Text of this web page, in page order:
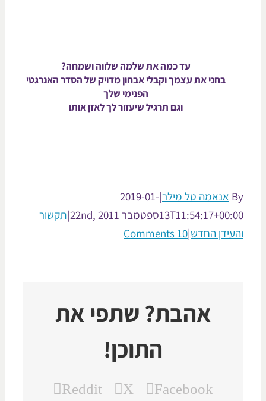
עד כמה את שלמה שלווה ושמחה?
בחני את עצמך וקבלי אבחון מדויק של הסדר האנרגטי
הפנימי שלך
וגם תרגיל שיעזור לך לאזן אותו
אנאמה טל מילר|
2019-01-
ספטמבר 22nd, 2011 | תקשור
החדש|
10 Comments
אהבת? שתפי את
התוכן!
Facebook
X
Reddit